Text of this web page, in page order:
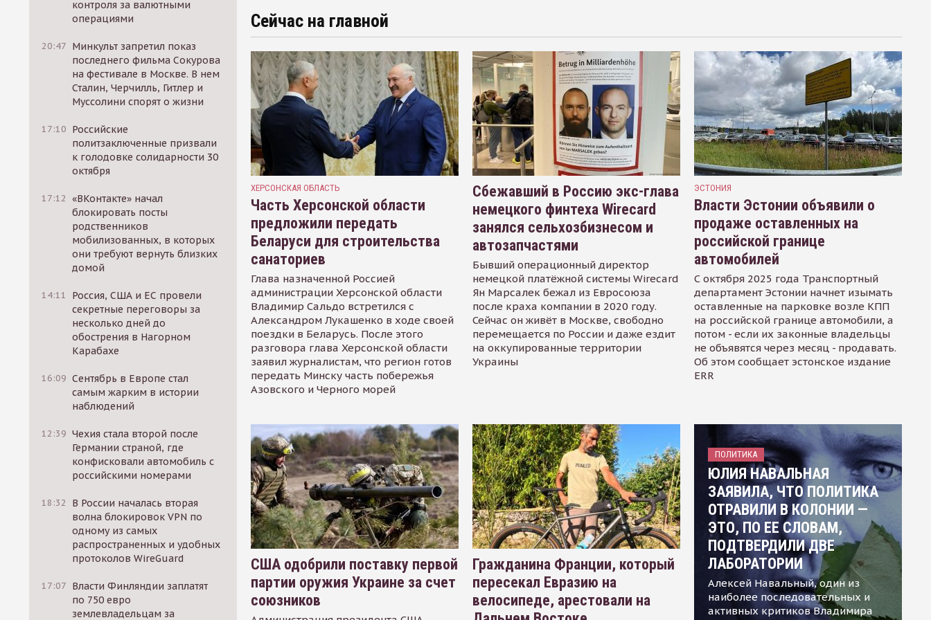
контроля за валютными
операциями
20:47 Минкульт запретил показ
последнего фильма Сокурова
на фестивале в Москве. В нем
Сталин, Черчилль, Гитлер и
Муссолини спорят о жизни
17:10 Российские
политзаключенные призвали
к голодовке солидарности 30
октября
17:12 «ВКонтакте» начал
блокировать посты
родственников
мобилизованных, в которых
они требуют вернуть близких
домой
14:11
Россия, США и ЕС провели
секретные переговоры за
несколько дней до
обострения в Нагорном
Карабахе
16:09 Сентябрь в Европе стал
самым жарким в истории
наблюдений
12:39 Чехия стала второй после
Германии страной, где
конфисковали автомобиль с
российскими номерами
18:32
В России началась вторая
волна блокировок VPN по
одному из самых
распространенных и удобных
протоколов WireGuard
17:07 Власти Финляндии заплатят
по 750 евро
землевладельцам за
Сейчас на главной
ХЕРСОНСКАЯ ОБЛАСТЬ
Часть Херсонской области
предложили передать
Беларуси для строительства
санаториев
Глава назначенной Россией
администрации Херсонской области
Владимир Сальдо встретился с
Александром Лукашенко в ходе своей
поездки в Беларусь. После этого
разговора глава Херсонской области
заявил журналистам, что регион готов
передать Минску часть побережья
Азовского и Черного морей
Сбежавший в Россию экс-глава
немецкого финтеха Wirecard
занялся сельхозбизнесом и
автозапчастями
Бывший операционный директор
немецкой платёжной системы Wirecard
Ян Марсалек бежал из Евросоюза
после краха компании в 2020 году.
Сейчас он живёт в Москве, свободно
перемещается по России и даже ездит
на оккупированные территории
Украины
ЭСТОНИЯ
Власти Эстонии объявили о
продаже оставленных на
российской границе
автомобилей
С октября 2025 года Транспортный
департамент Эстонии начнет изымать
оставленные на парковке возле КПП
на российской границе автомобили, а
потом - если их законные владельцы
не объявятся через месяц - продавать.
Об этом сообщает эстонское издание
ERR
США одобрили поставку первой
партии оружия Украине за счет
союзников
Гражданина Франции, который
пересекал Евразию на
велосипеде, арестовали на
ПОЛИТИКА
ЮЛИЯ НАВАЛЬНАЯ
ЗАЯВИЛА, ЧТО ПОЛИТИКА
ОТРАВИЛИ В КОЛОНИИ —
ЭТО, ПО ЕЕ СЛОВАМ,
ПОДТВЕРДИЛИ ДВЕ
ЛАБОРАТОРИИ
Алексей Навальный, один из
наиболее последовательных и
активных критиков Владимира